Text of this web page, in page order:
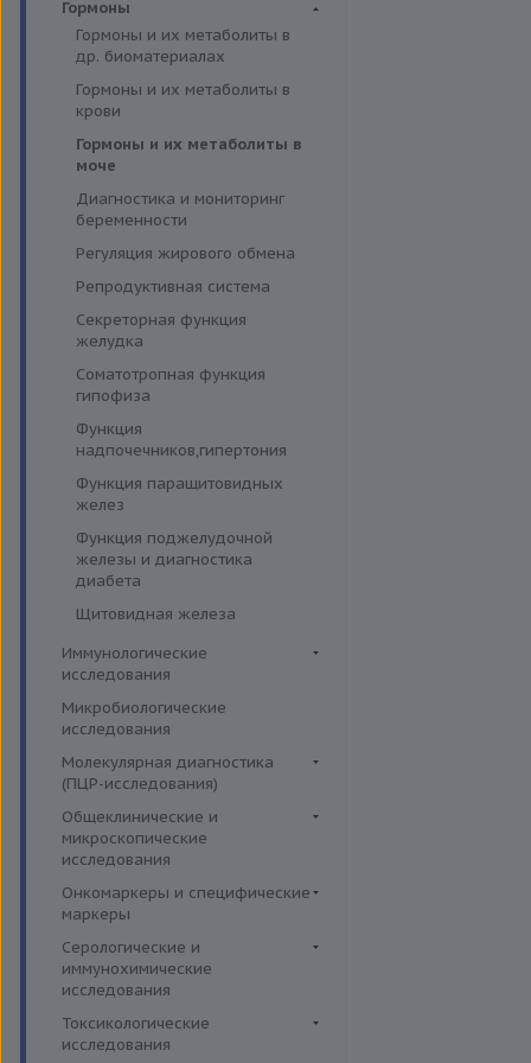
эффективности АСИТ
Симптомные профили
жирные кислоты
Липидный обмен
острофазовые белки
сосудистых заболеваний
Обмен белков
Обмен железа
Пигментный обмен
Углеводный обмен
Ферменты
Гормоны
Гормоны и их метаболиты в
др. биоматериалах
Гормоны и их метаболиты в
крови
Гормоны и их метаболиты в
моче
Диагностика и мониторинг
беременности
Регуляция жирового обмена
Репродуктивная система
Секреторная функция
желудка
Соматотропная функция
гипофиза
Функция
надпочечников,гипертония
Функция паращитовидных
желез
Функция поджелудочной
железы и диагностика
диабета
Щитовидная железа
Иммунологические
исследования
Иммуномодуляторы
Микробиологические
исследования
Молекулярная диагностика
(ПЦР-исследования)
Аденовирусная инфекция
Анализ микробиоценоза
влагалища
Вирусы герпеса 6,7,8 типов
Гепатит G
Гонорея
Гранулоцитарный анаплазмоз
Общеклинические и
микроскопические
исследования
Кал
Кровь
Микроскопические
исследования
Моча
Онкомаркеры и специфические
маркеры
Онкомаркеры
Специфические маркеры
Серологические и
иммунохимические
исследования
Аденовирус
Аспергиллез
Токсикологические
исследования